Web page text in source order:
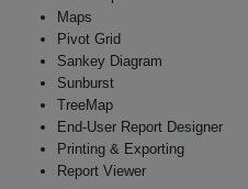
Maps
Pivot Grid
Sankey Diagram
Sunburst
TreeMap
End-User Report Designer
Printing & Exporting
Report Viewer